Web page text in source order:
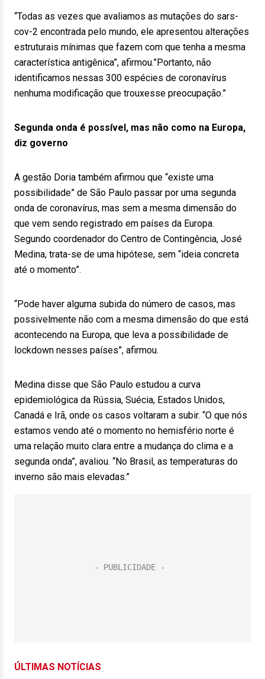
“Todas as vezes que avaliamos as mutações do sars-
cov-2 encontrada pelo mundo, ele apresentou alterações
estruturais mínimas que fazem com que tenha a mesma
característica antigênica”, afirmou.”Portanto, não
identificamos nessas 300 espécies de coronavírus
nenhuma modificação que trouxesse preocupação.”
Segunda onda é possível, mas não como na Europa,
diz governo
A gestão Doria também afirmou que “existe uma
possibilidade” de São Paulo passar por uma segunda
onda de coronavírus, mas sem a mesma dimensão do
que vem sendo registrado em países da Europa.
Segundo coordenador do Centro de Contingência, José
Medina, trata-se de uma hipótese, sem “ideia concreta
até o momento”.
“Pode haver alguma subida do número de casos, mas
possivelmente não com a mesma dimensão do que está
acontecendo na Europa, que leva a possibilidade de
lockdown nesses países”, afirmou.
Medina disse que São Paulo estudou a curva
epidemiológica da Rússia, Suécia, Estados Unidos,
Canadá e Irã, onde os casos voltaram a subir. “O que nós
estamos vendo até o momento no hemisfério norte é
uma relação muito clara entre a mudança do clima e a
segunda onda”, avaliou. “No Brasil, as temperaturas do
inverno são mais elevadas.”